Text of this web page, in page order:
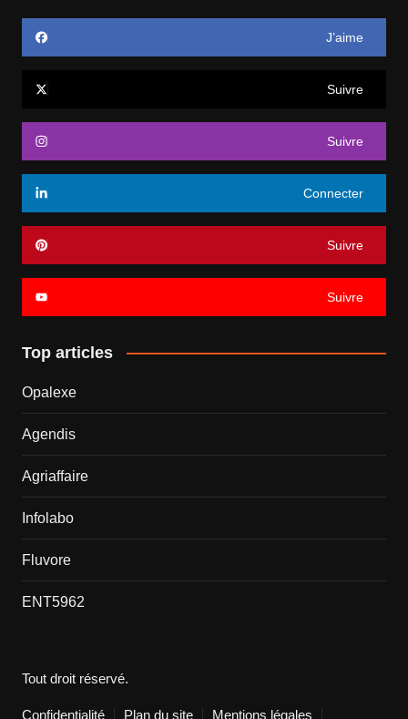
J’aime
Suivre
Suivre
Connecter
Suivre
Suivre
Top articles
Opalexe
Agendis
Agriaffaire
Infolabo
Fluvore
ENT5962
Tout droit réservé.
Confidentialité Plan du site Mentions légales